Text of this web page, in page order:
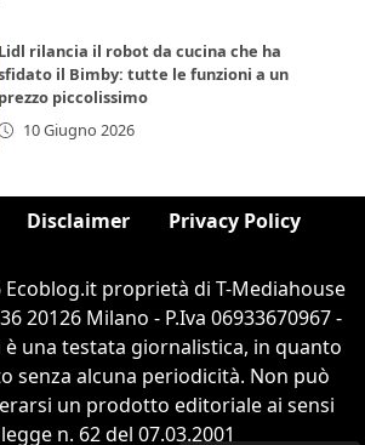
Lidl rilancia il robot da cucina che ha
il Bimby: tutte le funzioni a un
prezzo piccolissimo
10 Giugno 2026
Disclaimer Privacy Policy
proprietà di T-Mediahouse
20126 Milano - P.Iva 06933670967 -
una testata giornalistica, in quanto
senza alcuna periodicità. Non può
un prodotto editoriale ai sensi
n. 62 del 07.03.2001